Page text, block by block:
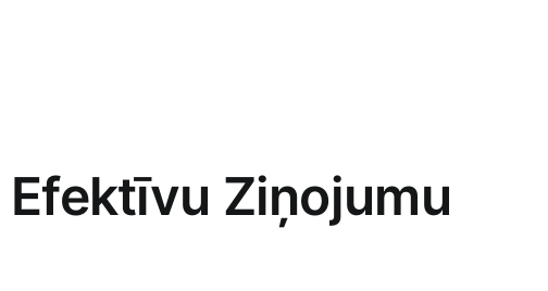
Ziņojumu